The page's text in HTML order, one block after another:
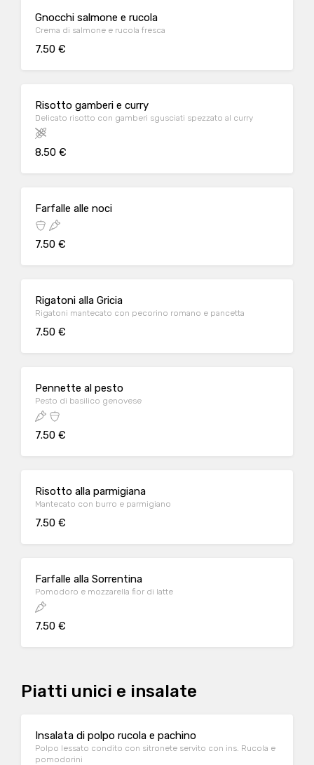
Gnocchi salmone e rucola
Crema di salmone e rucola fresca
7.50 €
Risotto gamberi e curry
Delicato risotto con gamberi sgusciati spezzato al curry
8.50 €
Farfalle alle noci
7.50 €
Rigatoni alla Gricia
Rigatoni mantecato con pecorino romano e pancetta
7.50 €
Pennette al pesto
Pesto di basilico genovese
7.50 €
Risotto alla parmigiana
Mantecato con burro e parmigiano
7.50 €
Farfalle alla Sorrentina
Pomodoro e mozzarella fior di latte
7.50 €
Piatti unici e insalate
Insalata di polpo rucola e pachino
Polpo lessato condito con sitronete servito con ins. Rucola e
pomodorini